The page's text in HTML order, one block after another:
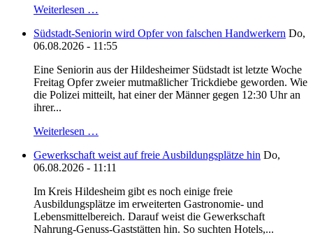
Weiterlesen …
Südstadt-Seniorin wird Opfer von falschen Handwerkern Do,
06.08.2026 - 11:55
Eine Seniorin aus der Hildesheimer Südstadt ist letzte Woche
Freitag Opfer zweier mutmaßlicher Trickdiebe geworden. Wie
die Polizei mitteilt, hat einer der Männer gegen 12:30 Uhr an
ihrer...
Weiterlesen …
Gewerkschaft weist auf freie Ausbildungsplätze hin Do,
06.08.2026 - 11:11
Im Kreis Hildesheim gibt es noch einige freie
Ausbildungsplätze im erweiterten Gastronomie- und
Lebensmittelbereich. Darauf weist die Gewerkschaft
Nahrung-Genuss-Gaststätten hin. So suchten Hotels,...